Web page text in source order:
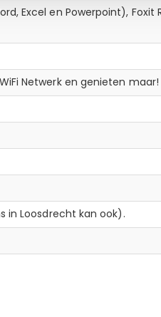
Excel en Powerpoint), Foxit
Netwerk en genieten maar!
in Loosdrecht kan ook).